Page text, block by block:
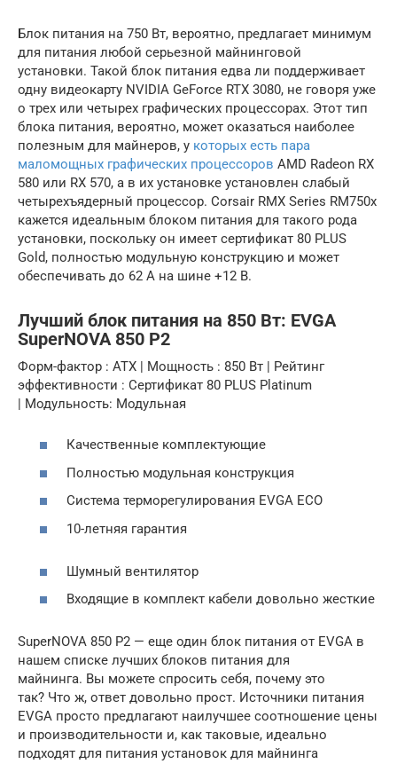
Блок питания на 750 Вт, вероятно, предлагает минимум
для питания любой серьезной майнинговой
установки. Такой блок питания едва ли поддерживает
одну видеокарту NVIDIA GeForce RTX 3080, не говоря уже
о трех или четырех графических процессорах. Этот тип
блока питания, вероятно, может оказаться наиболее
полезным для майнеров, у которых есть пара
маломощных графических процессоров AMD Radeon RX
580 или RX 570, а в их установке установлен слабый
четырехъядерный процессор. Corsair RMX Series RM750x
кажется идеальным блоком питания для такого рода
установки, поскольку он имеет сертификат 80 PLUS
Gold, полностью модульную конструкцию и может
обеспечивать до 62 А на шине +12 В.
Лучший блок питания на 850 Вт: EVGA
SuperNOVA 850 P2
Форм-фактор : ATX | Мощность : 850 Вт | Рейтинг
эффективности : Сертификат 80 PLUS Platinum
| Модульность: Модульная
Качественные комплектующие
Полностью модульная конструкция
Система терморегулирования EVGA ECO
10-летняя гарантия
Шумный вентилятор
Входящие в комплект кабели довольно жесткие
SuperNOVA 850 P2 — еще один блок питания от EVGA в
нашем списке лучших блоков питания для
майнинга. Вы можете спросить себя, почему это
так? Что ж, ответ довольно прост. Источники питания
EVGA просто предлагают наилучшее соотношение цены
и производительности и, как таковые, идеально
подходят для питания установок для майнинга